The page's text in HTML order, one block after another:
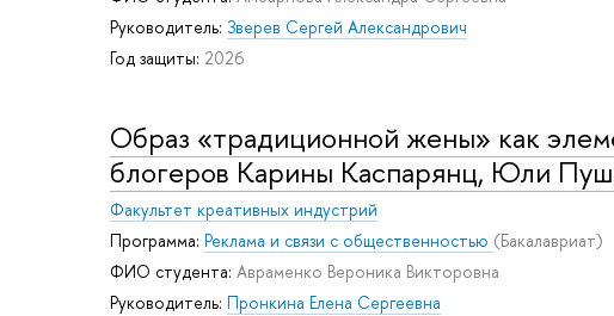
Руководитель: Зверев Сергей Александрович
Год защиты: 2026
Образ «традиционной жены» как
блогеров Карины Каспарянц, Юли
Факультет креативных индустрий
Программа: Реклама и связи с общественностью (Бакалавриат)
ФИО студента: Авраменко Вероника Викторовна
Руководитель: Пронкина Елена Сергеевна